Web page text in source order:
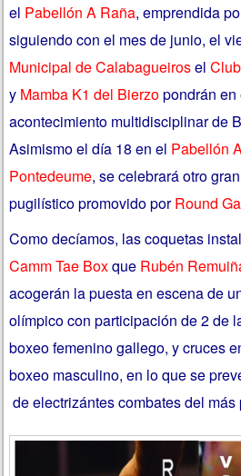
el Pabellón A Raña, emprendida
siguiendo con el mes de junio, el
Municipal de Calabagueirosel
y Mamba K1 del Bierzopondrán en
acontecimiento multidisciplinar de
Asimismo el día 18 en el Pabellón
Pontedeume, se celebrará otro
pugilístico promovido porRound
Como decíamos, las coquetas
Camm Tae Boxque Rubén
acogerán la puesta en escena de
olímpico con participación de 2 de
boxeo femenino gallego, y cruces
boxeo masculino, en lo que se
de electrizántes combates del más